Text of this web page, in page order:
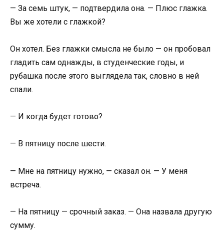
— За семь штук, — подтвердила она. — Плюс глажка.
Вы же хотели с глажкой?
Он хотел. Без глажки смысла не было — он пробовал
гладить сам однажды, в студенческие годы, и
рубашка после этого выглядела так, словно в ней
спали.
— И когда будет готово?
— В пятницу после шести.
— Мне на пятницу нужно, — сказал он. — У меня
встреча.
— На пятницу — срочный заказ. — Она назвала другую
сумму.